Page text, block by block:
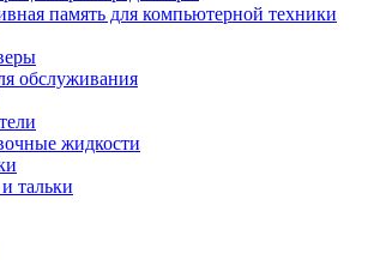
память для компьютерной техники
обслуживания
жидкости
тальки